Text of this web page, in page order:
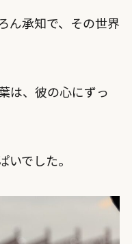
ん承知で、その世界
は、彼の心にずっ
でした。